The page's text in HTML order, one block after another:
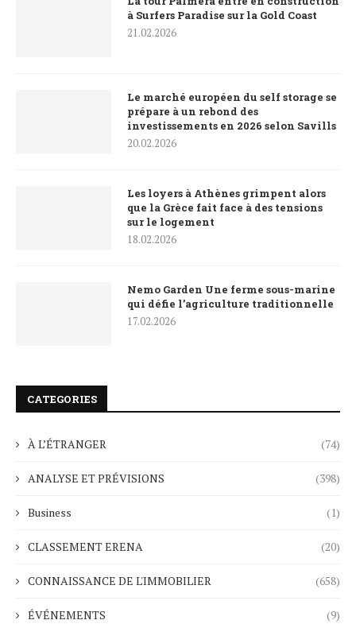
à Surfers Paradise sur la Gold Coast
21.02.2026
Le marché européen du self storage se
prépare à un rebond des
investissements en 2026 selon Savills
20.02.2026
Les loyers à Athènes grimpent alors
que la Grèce fait face à des tensions
sur le logement
18.02.2026
Nemo Garden Une ferme sous-marine
qui défie l’agriculture traditionnelle
17.02.2026
CATEGORIES
À L’ÉTRANGER (74)
ANALYSE ET PRÉVISIONS (398)
Business (1)
CLASSEMENT ERENA (20)
CONNAISSANCE DE L'IMMOBILIER (658)
ÉVÉNEMENTS (9)